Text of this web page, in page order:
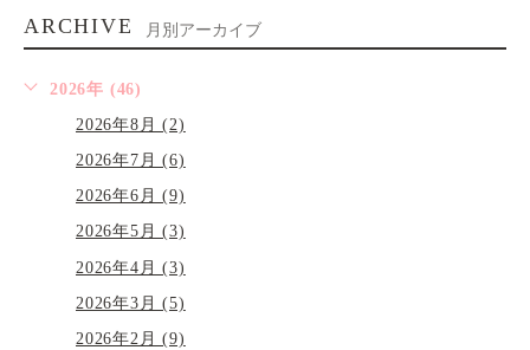
ARCHIVE 月別アーカイブ
2026年 (46)
2026年8月 (2)
2026年7月 (6)
2026年6月 (9)
2026年5月 (3)
2026年4月 (3)
2026年3月 (5)
2026年2月 (9)